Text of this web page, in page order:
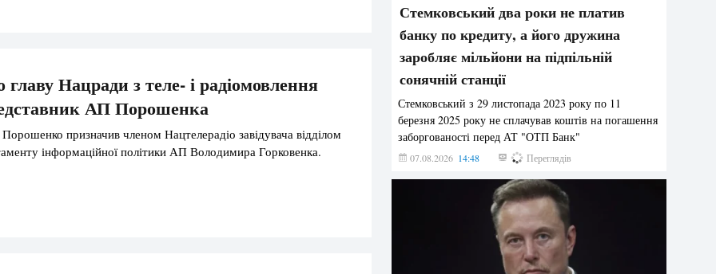
главу Нацради з теле- і радіомовлення
АП Порошенка
призначив членом Нацтелерадіо завідувача відділом
інформаційної політики АП Володимира Горковенка.
Стемковський два роки не платив
банку по кредиту, а його дружина
заробляє мільйони на підпільній
сонячній станції
Стемковський з 29 листопада 2023 року по 11
березня 2025 року не сплачував коштів на погашення
заборгованості перед АТ "ОТП Банк"
07.08.2026 14:48 410 Переглядів